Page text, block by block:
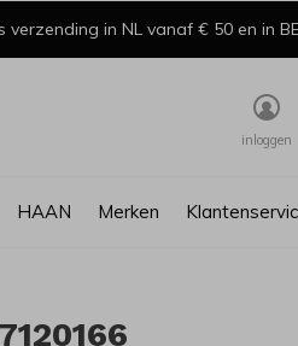
HAAN Merken
inloggen
verzending in NL vanaf € 50 en in